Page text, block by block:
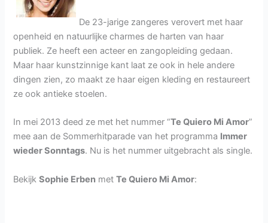
De 23-jarige zangeres verovert met haar
openheid en natuurlijke charmes de harten van haar
publiek. Ze heeft een acteer en zangopleiding gedaan.
Maar haar kunstzinnige kant laat ze ook in hele andere
dingen zien, zo maakt ze haar eigen kleding en restaureert
ze ook antieke stoelen.
In mei 2013 deed ze met het nummer “Te Quiero Mi Amor”
mee aan de Sommerhitparade van het programma Immer
wieder Sonntags. Nu is het nummer uitgebracht als single.
BekijkSophie Erben metTe Quiero Mi Amor: